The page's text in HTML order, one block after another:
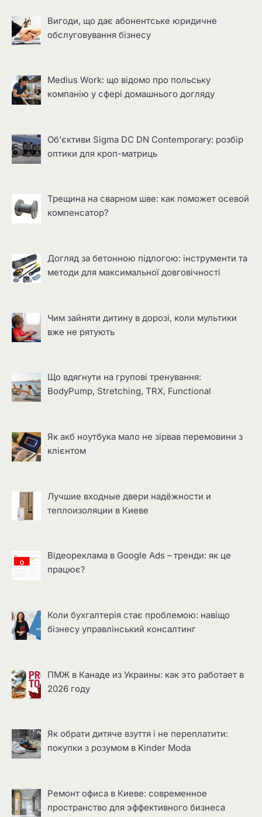
Вигоди, що дає абонентське юридичне
обслуговування бізнесу
Medius Work: що відомо про польську
компанію у сфері домашнього догляду
Об’єктиви Sigma DC DN Contemporary: розбір
оптики для кроп-матриць
Трещина на сварном шве: как поможет осевой
компенсатор?
Догляд за бетонною підлогою: інструменти та
методи для максимальної довговічності
Чим зайняти дитину в дорозі, коли мультики
вже не рятують
Що вдягнути на групові тренування:
BodyPump, Stretching, TRX, Functional
Як акб ноутбука мало не зірвав перемовини з
клієнтом
Лучшие входные двери надёжности и
теплоизоляции в Киеве
Відеореклама в Google Ads – тренди: як це
працює?
Коли бухгалтерія стає проблемою: навіщо
бізнесу управлінський консалтинг
ПМЖ в Канаде из Украины: как это работает в
2026 году
Як обрати дитяче взуття і не переплатити:
покупки з розумом в Kinder Moda
Ремонт офиса в Киеве: современное
пространство для эффективного бизнеса